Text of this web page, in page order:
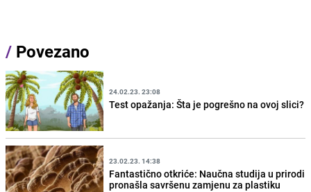
/ Povezano
24.02.23. 23:08
Test opažanja: Šta je pogrešno na ovoj slici?
23.02.23. 14:38
Fantastično otkriće: Naučna studija u prirodi
pronašla savršenu zamjenu za plastiku